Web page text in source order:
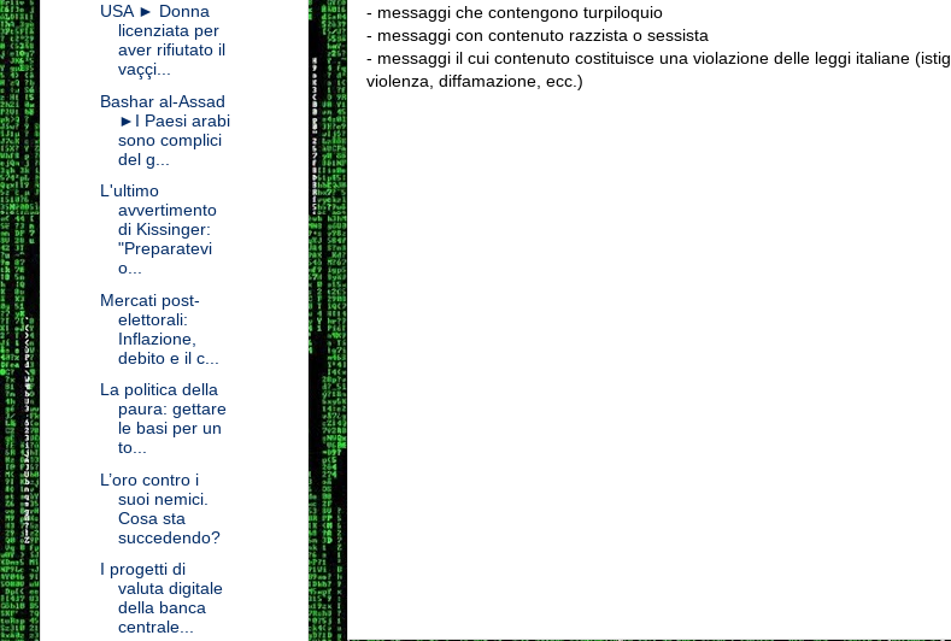
- messaggi che contengono turpiloquio
- messaggi con contenuto razzista o sessista
- messaggi il cui contenuto costituisce una violazione delle leggi italiane
violenza, diffamazione, ecc.)
USA ► Donna
licenziata per
aver rifiutato il
vaççi...
Bashar al-Assad
►I Paesi arabi
sono complici
del g...
L'ultimo
avvertimento
di Kissinger:
"Preparatevi
o...
Mercati post-
elettorali:
Inflazione,
debito e il c...
La politica della
paura: gettare
le basi per un
to...
L’oro contro i
suoi nemici.
Cosa sta
succedendo?
I progetti di
valuta digitale
della banca
centrale...